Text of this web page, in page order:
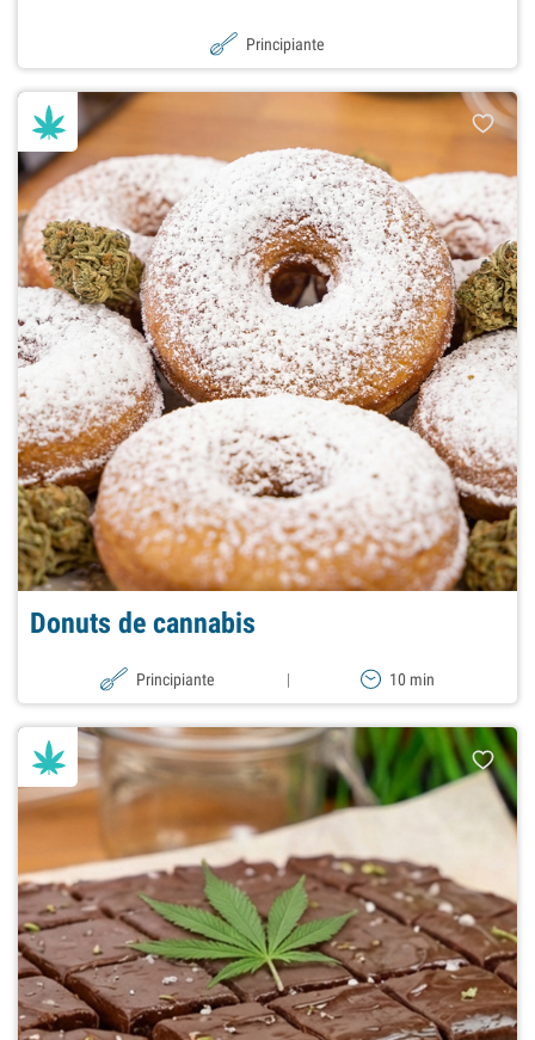
Principiante
Donuts de cannabis
Principiante | 10 min